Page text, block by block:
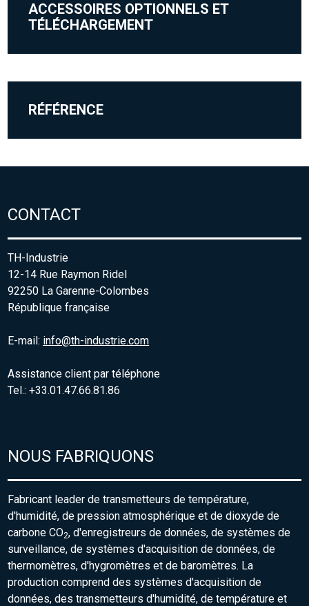
ACCESSOIRES OPTIONNELS ET
TÉLÉCHARGEMENT
RÉFÉRENCE
CONTACT
TH-Industrie
12-14 Rue Raymon Ridel
92250 La Garenne-Colombes
République française
E-mail: info@th-industrie.com
Assistance client par téléphone
Tel.: +33.01.47.66.81.86
NOUS FABRIQUONS
Fabricant leader de transmetteurs de température,
d'humidité, de pression atmosphérique et de dioxyde de
carbone CO2, d'enregistreurs de données, de systèmes de
surveillance, de systèmes d'acquisition de données, de
thermomètres, d'hygromètres et de baromètres. La
production comprend des systèmes d'acquisition de
données, des transmetteurs d'humidité, de température et